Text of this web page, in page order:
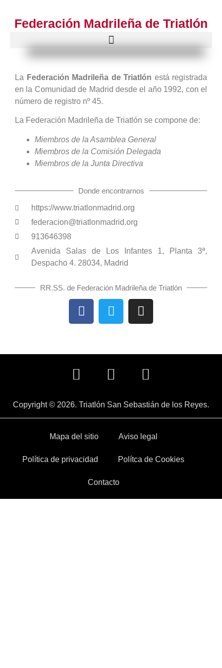
Federación Madrileña de Triatlón
La Federación Madrileña de Triatlón está registrada
en la Comunidad de Madrid desde el año 1992, con el
número de registro nº 45.
La Federación Madrileña de Triatlón se compone de:
Miembros de la Asamblea General
Miembros de la Comisión Delegada
Miembros de la Junta Directiva
Donde encontrarnos
https://www.triatlonmadrid.org
federacion@triatlonmadrid.org
913646398
Avenida Salas de Los Infantes 1, Planta 3ª,
Despacho 4. 28034, Madrid
RR.SS. de Federación Madrileña de Triatlón
Copyright © 2026. Triatlón San Sebastián de los Reyes.
Mapa del sitio Aviso legal
Política de privacidad Polítca de Cookies
Contacto